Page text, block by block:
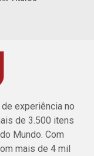
experiência no
de 3.500 itens
Mundo. Com
mais de 4 mil